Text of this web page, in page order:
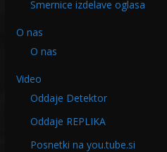
Smernice izdelave oglasa
O nas
O nas
Video
Oddaje Detektor
Oddaje REPLIKA
Posnetki na you.tube.si